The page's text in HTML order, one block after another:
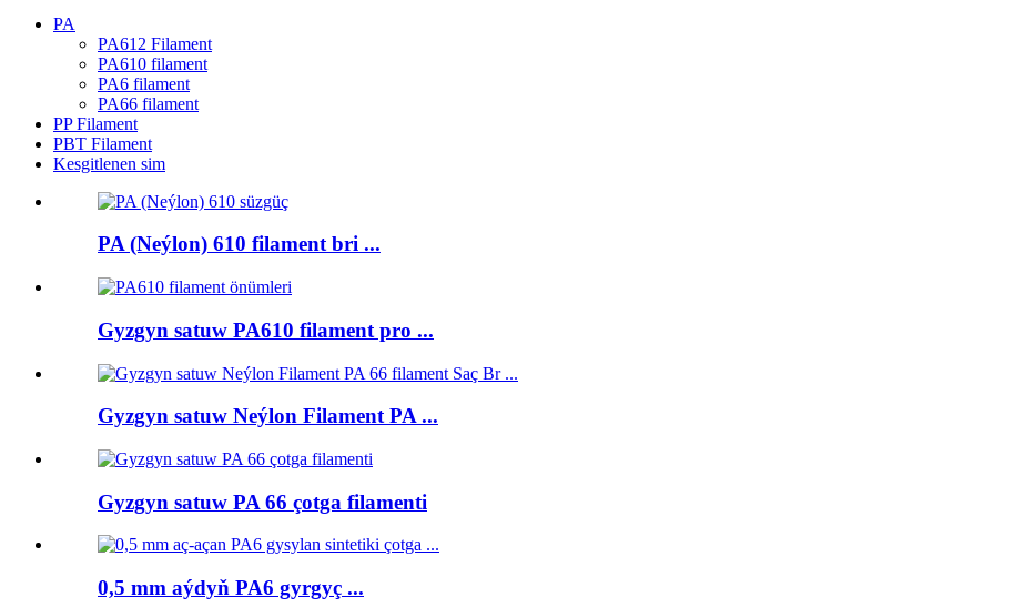
PA
PA612 Filament
PA610 filament
PA6 filament
PA66 filament
PP Filament
PBT Filament
Kesgitlenen sim
PA (Neýlon) 610 filament bri ...
Gyzgyn satuw PA610 filament pro ...
Gyzgyn satuw Neýlon Filament PA ...
Gyzgyn satuw PA 66 çotga filamenti
0,5 mm aýdyň PA6 gyrgyç ...